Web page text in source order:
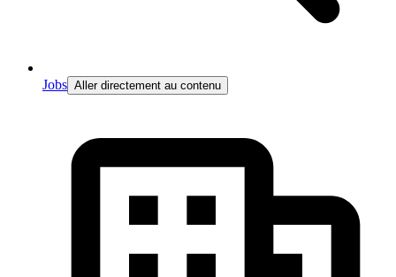
Jobs Aller directement au contenu